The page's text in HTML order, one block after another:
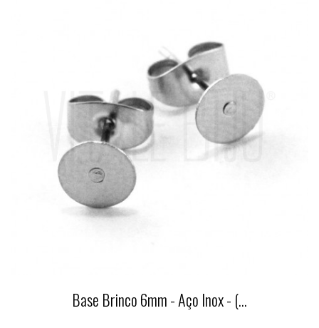
Base Brinco 6mm - Aço Inox - (...